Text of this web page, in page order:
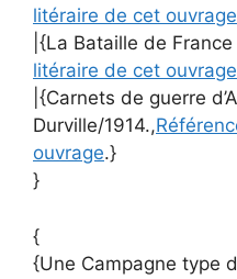
litéraire de cet ouvrage
|{La Bataille de
litéraire de cet ouvrage
|{Carnets de guerre
Durville/1914.,
ouvrage.}
}
{
{Une Campagne type